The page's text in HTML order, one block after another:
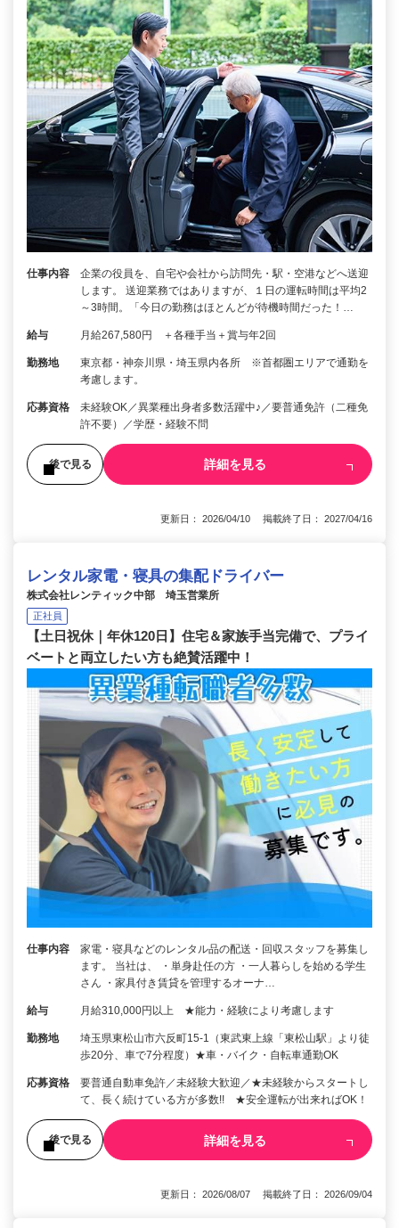
仕事内容
企業の役員を、自宅や会社から訪問先・駅・空港などへ送迎
します。 送迎業務ではありますが、１日の運転時間は平均2
～3時間。「今日の勤務はほとんどが待機時間だった！…
給与 月給267,580円 ＋各種手当＋賞与年2回
勤務地
東京都・神奈川県・埼玉県内各所 ※首都圏エリアで通勤を
考慮します。
応募資格
未経験OK／異業種出身者多数活躍中♪／要普通免許（二種免
許不要）／学歴・経験不問
後で見る 詳細を見る
更新日： 2026/04/10 掲載終了日： 2027/04/16
レンタル家電・寝具の集配ドライバー
株式会社レンティック中部 埼玉営業所
正社員
【土日祝休｜年休120日】住宅＆家族手当完備で、プライ
ベートと両立したい方も絶賛活躍中！
仕事内容
家電・寝具などのレンタル品の配送・回収スタッフを募集し
ます。 当社は、 ・単身赴任の方 ・一人暮らしを始める学生
さん ・家具付き賃貸を管理するオーナ…
給与 月給310,000円以上 ★能力・経験により考慮します
勤務地
埼玉県東松山市六反町15-1（東武東上線「東松山駅」より徒
歩20分、車で7分程度）★車・バイク・自転車通勤OK
応募資格
要普通自動車免許／未経験大歓迎／★未経験からスタートし
て、長く続けている方が多数!! ★安全運転が出来ればOK！
後で見る 詳細を見る
更新日： 2026/08/07 掲載終了日： 2026/09/04